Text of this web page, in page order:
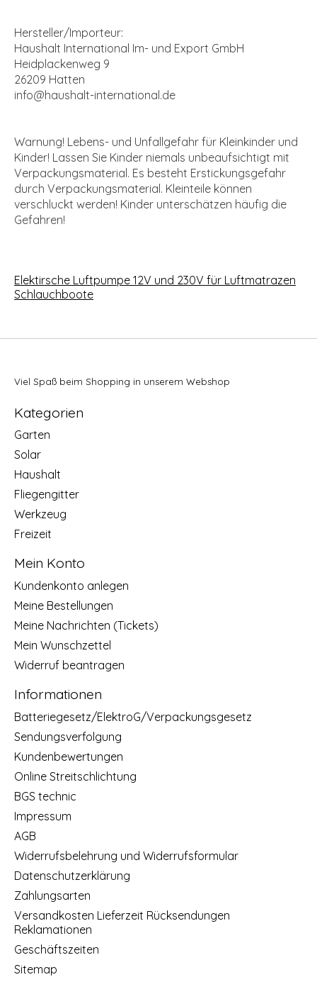
Hersteller/Importeur:
Haushalt International Im- und Export GmbH
Heidplackenweg 9
26209 Hatten
info@haushalt-international.de
Warnung! Lebens- und Unfallgefahr für Kleinkinder und
Kinder! Lassen Sie Kinder niemals unbeaufsichtigt mit
Verpackungsmaterial. Es besteht Erstickungsgefahr
durch Verpackungsmaterial. Kleinteile können
verschluckt werden! Kinder unterschätzen häufig die
Gefahren!
Elektirsche Luftpumpe 12V und 230V für Luftmatrazen
Schlauchboote
Viel Spaß beim Shopping in unserem Webshop
Kategorien
Garten
Solar
Haushalt
Fliegengitter
Werkzeug
Freizeit
Mein Konto
Kundenkonto anlegen
Meine Bestellungen
Meine Nachrichten (Tickets)
Mein Wunschzettel
Widerruf beantragen
Informationen
Batteriegesetz/ElektroG/Verpackungsgesetz
Sendungsverfolgung
Kundenbewertungen
Online Streitschlichtung
BGS technic
Impressum
AGB
Widerrufsbelehrung und Widerrufsformular
Datenschutzerklärung
Zahlungsarten
Versandkosten Lieferzeit Rücksendungen
Reklamationen
Geschäftszeiten
Sitemap